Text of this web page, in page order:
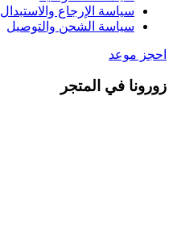
سياسة الإرجاع والاستبدال
سياسة الشحن والتوصيل
احجز موعد
زورونا في المتجر